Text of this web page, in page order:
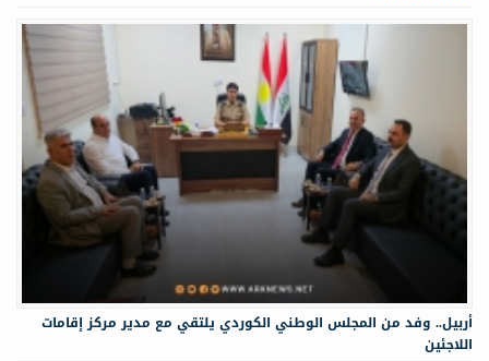
أربيل.. وفد من المجلس الوطني الكوردي يلتقي مع مدير مركز إقامات
اللاجئين